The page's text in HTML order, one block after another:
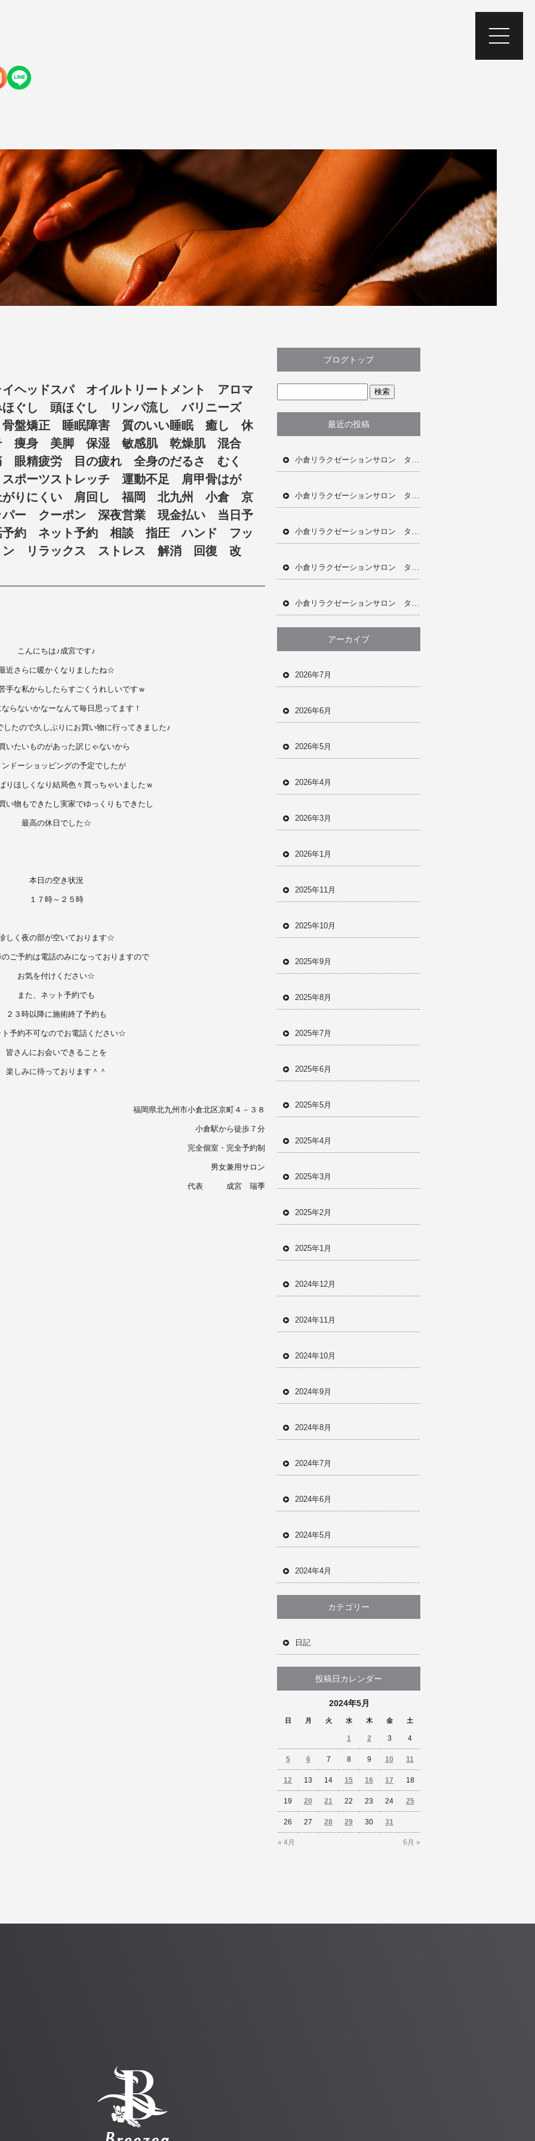
ヘッドスパ オイルトリートメント アロマ
ぐし 頭ほぐし リンパ流し バリニーズ
盤矯正 睡眠障害 質のいい睡眠 癒し 休
痩身 美脚 保湿 敏感肌 乾燥肌 混合
精疲労 目の疲れ 全身のだるさ むく
ーツストレッチ 運動不足 肩甲骨はが
がりにくい 肩回し 福岡 北九州 小倉 京
ー クーポン 深夜営業 現金払い 当日予
予約 ネット予約 相談 指圧 ハンド フッ
ン リラックス ストレス 解消 回復 改
こんにちは♪成宮です♪
近さらに暖かくなりましたね☆
手な私からしたらすごくうれしいですｗ
らないかなーなんて毎日思ってます！
したので久しぶりにお買い物に行ってきました♪
いたいものがあった訳じゃないから
ンドーショッピングの予定でしたが
りほしくなり結局色々買っちゃいましたｗ
い物もできたし実家でゆっくりもできたし
最高の休日でした☆
本日の空き状況
１７時～２５時
しく夜の部が空いております☆
のご予約は電話のみになっておりますので
お気を付けください☆
また、ネット予約でも
２３時以降に施術終了予約も
ト予約不可なのでお電話ください☆
皆さんにお会いできることを
楽しみに待っております＾＾
福岡県北九州市小倉北区京町４－３８
小倉駅から徒歩７分
完全個室・完全予約制
男女兼用サロン
代表 成宮 瑞季
ブログトップ
最近の投稿
小倉リラクゼーションサロン タイ古式マッサージ ドライヘッドスパ オイルトリートメント フェイシャル ジェリーマスク アロマオイル リンパ流し 当日予約OK 完全個室 完全予約制 ホットペッパー 深夜営業プライベート空間
小倉リラクゼーションサロン タイ古式マッサージ ドライヘッドスパ オイルトリートメント フェイシャル ジェリーマスク 肩こり 首凝り 当日予約OK ホットペッパー 完全個室 完全予約制
小倉リラクゼーションサロン タイ古式マッサージ ドライヘッドスパ オイルトリートメント アロマオイル フェイシャル ジェリーマスク 肩こり 首凝り 全身疲労 むくみ ホットペッパー 完全個室 完全予約制
小倉リラクゼーションサロン タイ古式マッサージ ドライヘッドスパ オイルトリートメント アロマオイル フェイシャル ジェリーマスク 完全個室 完全予約制 男女兼用サロン 当日予約OK ホットペッパー
小倉リラクゼーションサロン タイ古式マッサージ ドライヘッドスパ オイルトリートメント フェイシャルメニュー ジェリーマスク 肩こり 首凝り 腰痛 全身疲労 眼精疲労 ホットペッパー 完全個室 完全予約制
アーカイブ
2026年7月
2026年6月
2026年5月
2026年4月
2026年3月
2026年1月
2025年11月
2025年10月
2025年9月
2025年8月
2025年7月
2025年6月
2025年5月
2025年4月
2025年3月
2025年2月
2025年1月
2024年12月
2024年11月
2024年10月
2024年9月
2024年8月
2024年7月
2024年6月
2024年5月
2024年4月
カテゴリー
日記
投稿日カレンダー
2024年5月
日 月 火 水 木 金 土
« 4月 6月 »
1 2 3 4
5 6 7 8 9 10 11
12 13 14 15 16 17 18
19 20 21 22 23 24 25
26 27 28 29 30 31